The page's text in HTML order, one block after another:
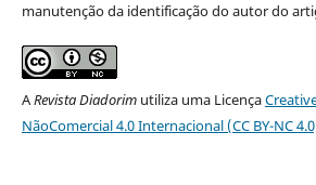
manutenção da identificação do autor do
ARevista Diadorimutiliza uma Licença
NãoComercial 4.0 Internacional (CC BY-NC